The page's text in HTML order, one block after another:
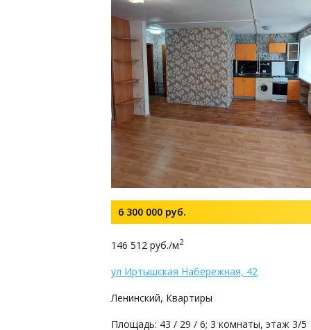
6 300 000 руб.
146 512 руб./м2
ул Иртышская Набережная, 42
Ленинский, Квартиры
Площадь: 43 / 29 / 6; 3 комнаты, этаж 3/5